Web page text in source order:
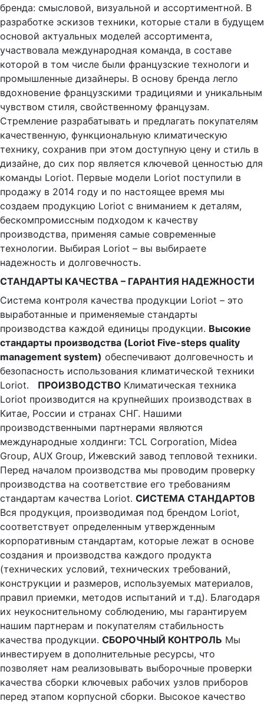
бренда: смысловой, визуальной и ассортиментной. В
разработке эскизов техники, которые стали в будущем
основой актуальных моделей ассортимента,
участвовала международная команда, в составе
которой в том числе были французские технологи и
промышленные дизайнеры. В основу бренда легло
вдохновение французскими традициями и уникальным
чувством стиля, свойственному французам.
Стремление разрабатывать и предлагать покупателям
качественную, функциональную климатическую
технику, сохранив при этом доступную цену и стиль в
дизайне, до сих пор является ключевой ценностью для
команды Loriot. Первые модели Loriot поступили в
продажу в 2014 году и по настоящее время мы
создаем продукцию Loriot с вниманием к деталям,
бескомпромиссным подходом к качеству
производства, применяя самые современные
технологии. Выбирая Loriot – вы выбираете
надежность и долговечность.
СТАНДАРТЫ КАЧЕСТВА – ГАРАНТИЯ НАДЕЖНОСТИ
Система контроля качества продукции Loriot – это
выработанные и применяемые стандарты
производства каждой единицы продукции. Высокие
стандарты производства (Loriot Five-steps quality
management system) обеспечивают долговечность и
безопасность использования климатической техники
Loriot. ПРОИЗВОДСТВО Климатическая техника
Loriot производится на крупнейших производствах в
Китае, России и странах СНГ. Нашими
производственными партнерами являются
международные холдинги: TCL Corporation, Midea
Group, AUX Group, Ижевский завод тепловой техники.
Перед началом производства мы проводим проверку
производства на соответствие его требованиям
стандартам качества Loriot. СИСТЕМА СТАНДАРТОВ
Вся продукция, производимая под брендом Loriot,
соответствует определенным утвержденным
корпоративным стандартам, которые лежат в основе
создания и производства каждого продукта
(технических условий, технических требований,
конструкции и размеров, используемых материалов,
правил приемки, методов испытаний и т.д). Благодаря
их неукоснительному соблюдению, мы гарантируем
нашим партнерам и покупателям стабильность
качества продукции. СБОРОЧНЫЙ КОНТРОЛЬ Мы
инвестируем в дополнительные ресурсы, что
позволяет нам реализовывать выборочные проверки
качества сборки ключевых рабочих узлов приборов
перед этапом корпусной сборки. Высокое качество